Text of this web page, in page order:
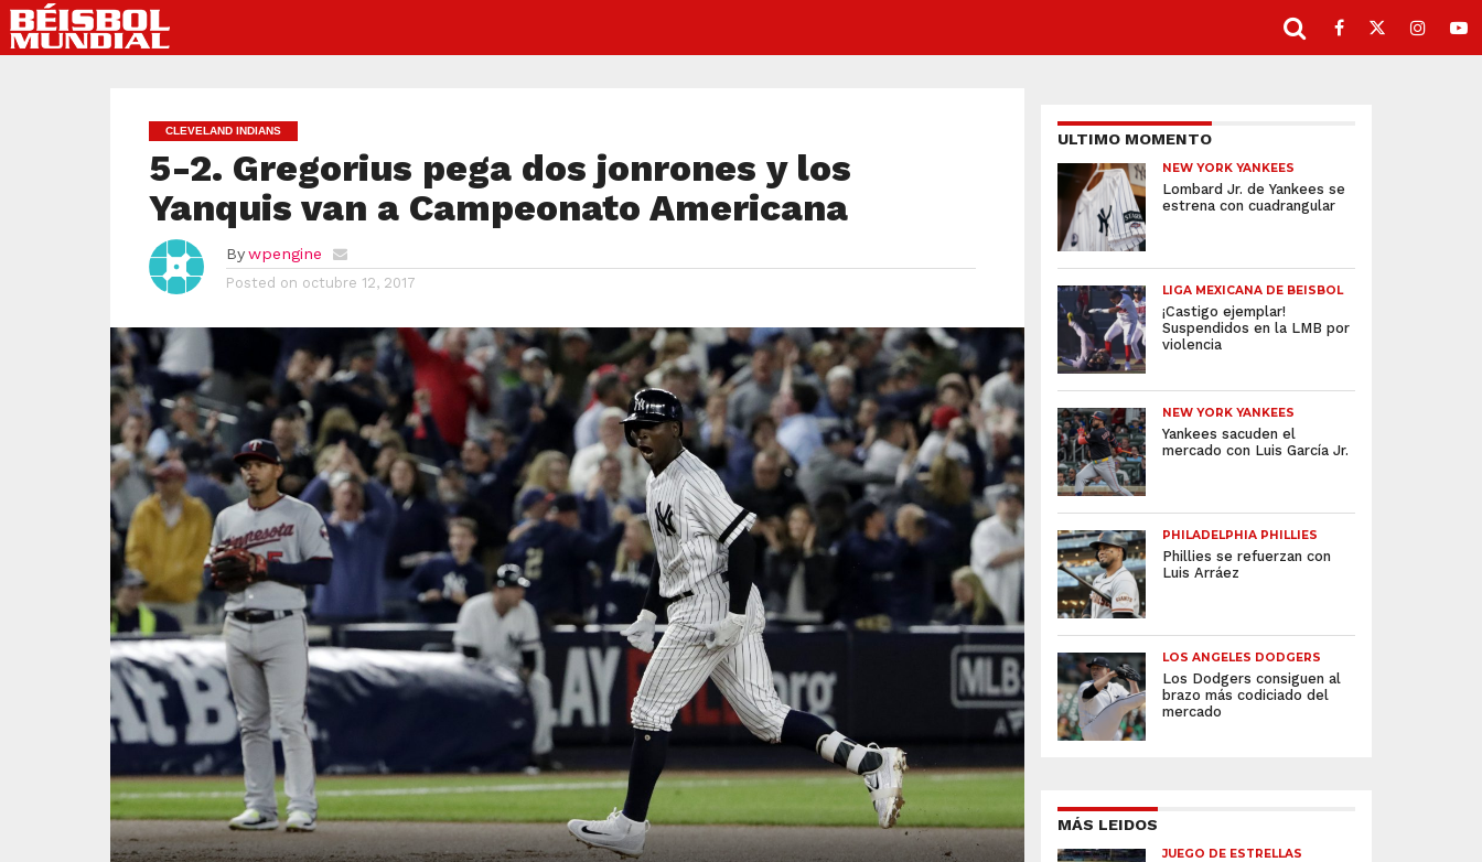
CLEVELAND INDIANS
5-2. Gregorius pega dos jonrones y los
Yanquis van a Campeonato Americana
By wpengine
Posted on octubre 12, 2017
ULTIMO MOMENTO
NEW YORK YANKEES
Lombard Jr. de Yankees se
estrena con cuadrangular
LIGA MEXICANA DE BEISBOL
¡Castigo ejemplar!
Suspendidos en la LMB por
violencia
NEW YORK YANKEES
Yankees sacuden el
mercado con Luis García Jr.
PHILADELPHIA PHILLIES
Phillies se refuerzan con
Luis Arráez
LOS ANGELES DODGERS
Los Dodgers consiguen al
brazo más codiciado del
mercado
MÁS LEIDOS
JUEGO DE ESTRELLAS